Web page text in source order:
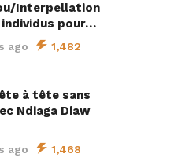
Interpellation
individus pour…
ago 1,482
à tête sans
Ndiaga Diaw
ago 1,468